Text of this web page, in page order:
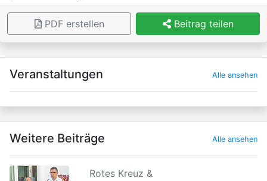
PDF erstellen Beitrag teilen
×
Veranstaltungen Alle ansehen
Weitere Beiträge Alle ansehen
Rotes Kreuz &